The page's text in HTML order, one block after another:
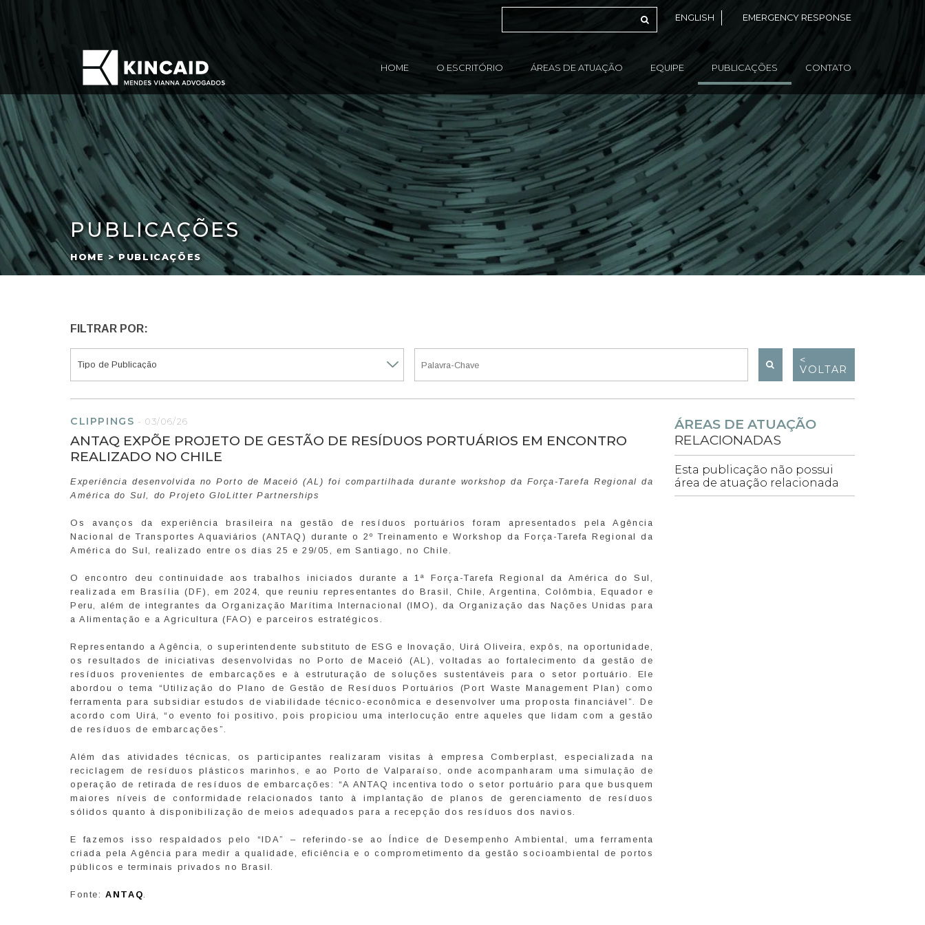
ENGLISH EMERGENCY RESPONSE
HOME O ESCRITÓRIO ÁREAS DE ATUAÇÃO EQUIPE PUBLICAÇÕES CONTATO
PUBLICAÇÕES
HOME > PUBLICAÇÕES
FILTRAR POR:
<
VOLTAR
CLIPPINGS -03/06/26
ANTAQ EXPÕE PROJETO DE GESTÃO DE RESÍDUOS PORTUÁRIOS EM ENCONTRO
REALIZADO NO CHILE
Experiência desenvolvida no Porto de Maceió (AL) foi compartilhada durante workshop da Força-Tarefa Regional da
América do Sul, do Projeto GloLitter Partnerships
Os avanços da experiência brasileira na gestão de resíduos portuários foram apresentados pela Agência
Nacional de Transportes Aquaviários (ANTAQ) durante o 2º Treinamento e Workshop da Força-Tarefa Regional da
América do Sul, realizado entre os dias 25 e 29/05, em Santiago, no Chile.
O encontro deu continuidade aos trabalhos iniciados durante a 1ª Força-Tarefa Regional da América do Sul,
realizada em Brasília (DF), em 2024, que reuniu representantes do Brasil, Chile, Argentina, Colômbia, Equador e
Peru, além de integrantes da Organização Marítima Internacional (IMO), da Organização das Nações Unidas para
a Alimentação e a Agricultura (FAO) e parceiros estratégicos.
Representando a Agência, o superintendente substituto de ESG e Inovação, Uirá Oliveira, expôs, na oportunidade,
os resultados de iniciativas desenvolvidas no Porto de Maceió (AL), voltadas ao fortalecimento da gestão de
resíduos provenientes de embarcações e à estruturação de soluções sustentáveis para o setor portuário. Ele
abordou o tema “Utilização do Plano de Gestão de Resíduos Portuários (Port Waste Management Plan) como
ferramenta para subsidiar estudos de viabilidade técnico-econômica e desenvolver uma proposta financiável”. De
acordo com Uirá, “o evento foi positivo, pois propiciou uma interlocução entre aqueles que lidam com a gestão
de resíduos de embarcações”.
Além das atividades técnicas, os participantes realizaram visitas à empresa Comberplast, especializada na
reciclagem de resíduos plásticos marinhos, e ao Porto de Valparaíso, onde acompanharam uma simulação de
operação de retirada de resíduos de embarcações: “A ANTAQ incentiva todo o setor portuário para que busquem
maiores níveis de conformidade relacionados tanto à implantação de planos de gerenciamento de resíduos
sólidos quanto à disponibilização de meios adequados para a recepção dos resíduos dos navios.
E fazemos isso respaldados pelo “IDA” – referindo-se ao Índice de Desempenho Ambiental, uma ferramenta
criada pela Agência para medir a qualidade, eficiência e o comprometimento da gestão socioambiental de portos
públicos e terminais privados no Brasil.
Fonte:ANTAQ.
ÁREAS DE ATUAÇÃO
RELACIONADAS
Esta publicação não possui
área de atuação relacionada